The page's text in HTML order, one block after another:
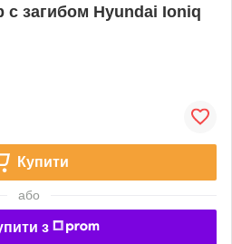
с загибом Hyundai Ioniq
Купити
або
з